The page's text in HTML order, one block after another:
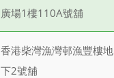
廣場1樓110A號舖
香港柴灣漁灣邨漁豐樓地
下2號舖